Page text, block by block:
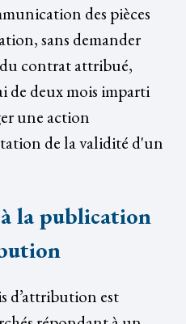
des pièces
sans demander
contrat attribué,
de deux mois imparti
une action
de la validité d'un
la publication
d’attribution est